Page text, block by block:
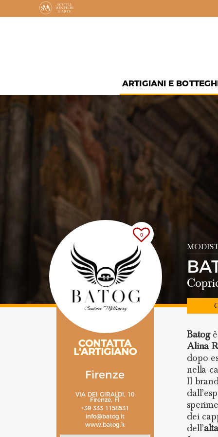
ARTIGIANI E
0
CONTATTA
L'ARTIGIANO
Firenze
VIA DEI GIRALDI, 10
Firenze, FI
+39 333 1158531
info@batog.it
www.batog.it
Batogè
Alina
dopo
nella
Il
dei
dell’